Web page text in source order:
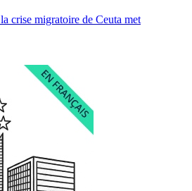
crise migratoire de Ceuta met